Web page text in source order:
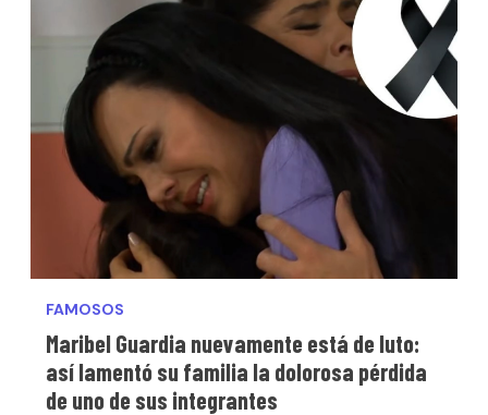
FAMOSOS
Maribel Guardia nuevamente está de luto:
así lamentó su familia la dolorosa pérdida
de uno de sus integrantes